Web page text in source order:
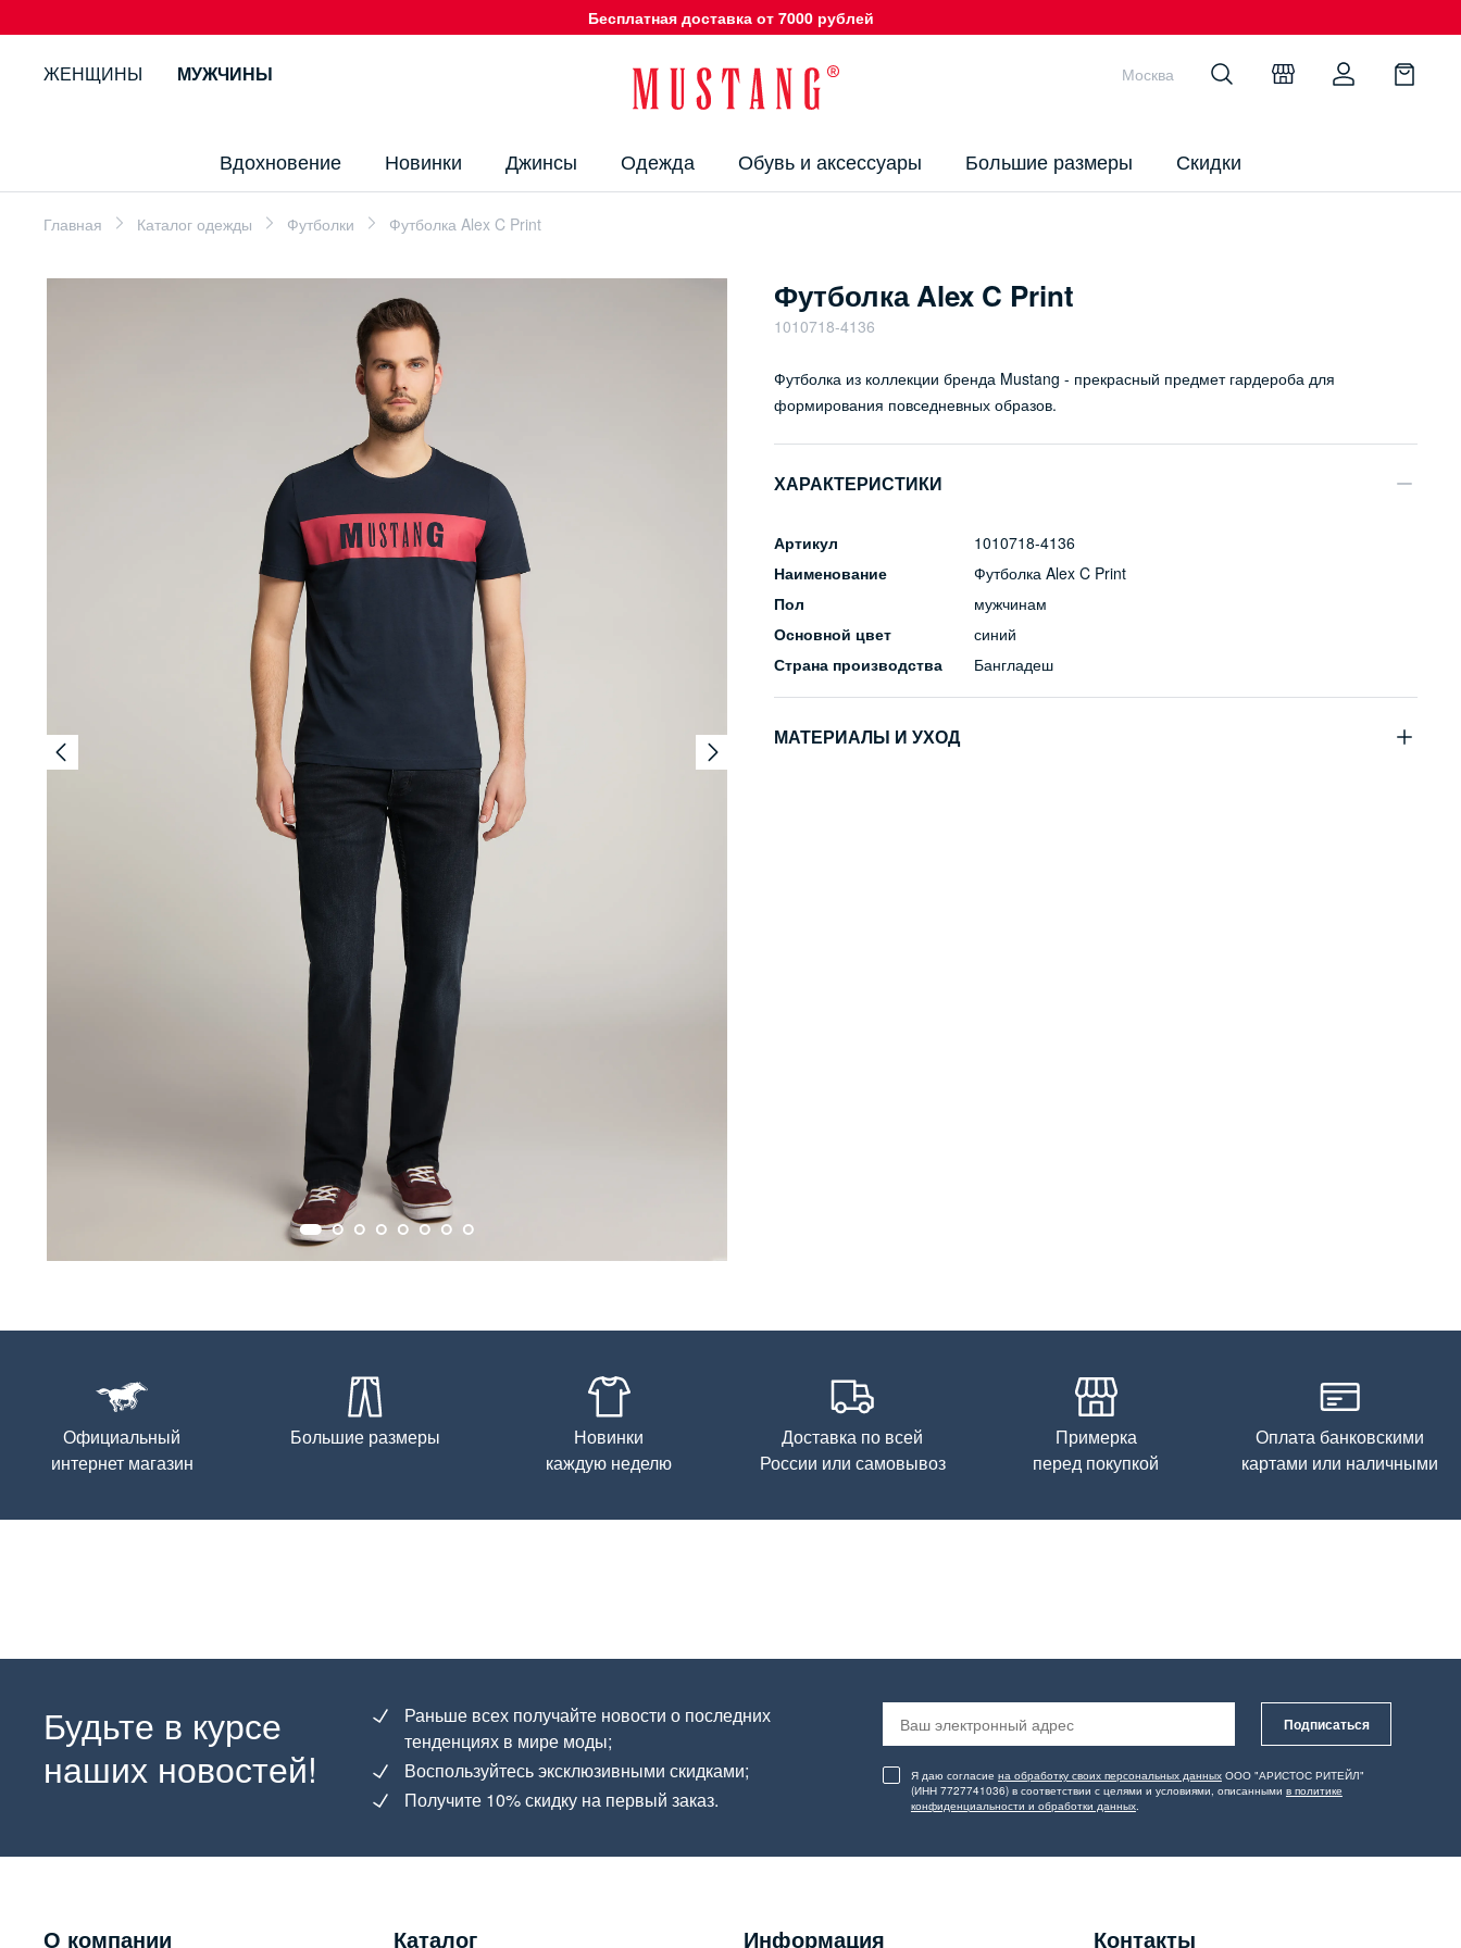
Бесплатная доставка от 7000 рублей
ЖЕНЩИНЫ МУЖЧИНЫ
Вдохновение Новинки Джинсы Одежда Обувь и аксессуары Большие размеры Скидки
Москва
Главная Каталог одежды Футболки Футболка Alex C Print
Футболка Alex C Print
1010718-4136
Футболка из коллекции бренда Mustang - прекрасный предмет гардероба для
формирования повседневных образов.
ХАРАКТЕРИСТИКИ
Артикул
1010718-4136
Наименование
Футболка Alex C Print
Пол
мужчинам
Основной цвет
синий
Страна производства
Бангладеш
МАТЕРИАЛЫ И УХОД
Официальный
интернет магазин
Большие размеры
Новинки
каждую неделю
Доставка по всей
России или самовывоз
Примерка
перед покупкой
Оплата банковскими
картами или наличными
Будьте в курсе
наших новостей!
Раньше всех получайте новости о последних
тенденциях в мире моды;
Воспользуйтесь эксклюзивными скидками;
Получите 10% скидку на первый заказ.
Подписаться
Я даю согласие на обработку своих персональных данныхООО "АРИСТОС РИТЕЙЛ"
(ИНН 7727741036) в соответствии с целями и условиями, описанными в политике
конфиденциальности и обработки данных.
О компании Каталог Информация Контакты